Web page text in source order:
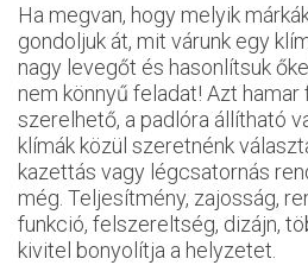
Ha megvan, hogy melyik
gondoljuk át, mit várunk egy
nagy levegőt és hasonlítsuk
nem könnyű feladat! Azt hamar
szerelhető, a padlóra állítható
klímák közül szeretnénk
kazettás vagy légcsatornás
még. Teljesítmény, zajosság,
funkció, felszereltség, dizájn,
kivitel bonyolítja a helyzetet.